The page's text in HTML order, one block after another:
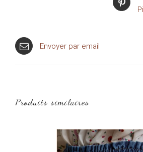
Envoyer par email
Produits similaires